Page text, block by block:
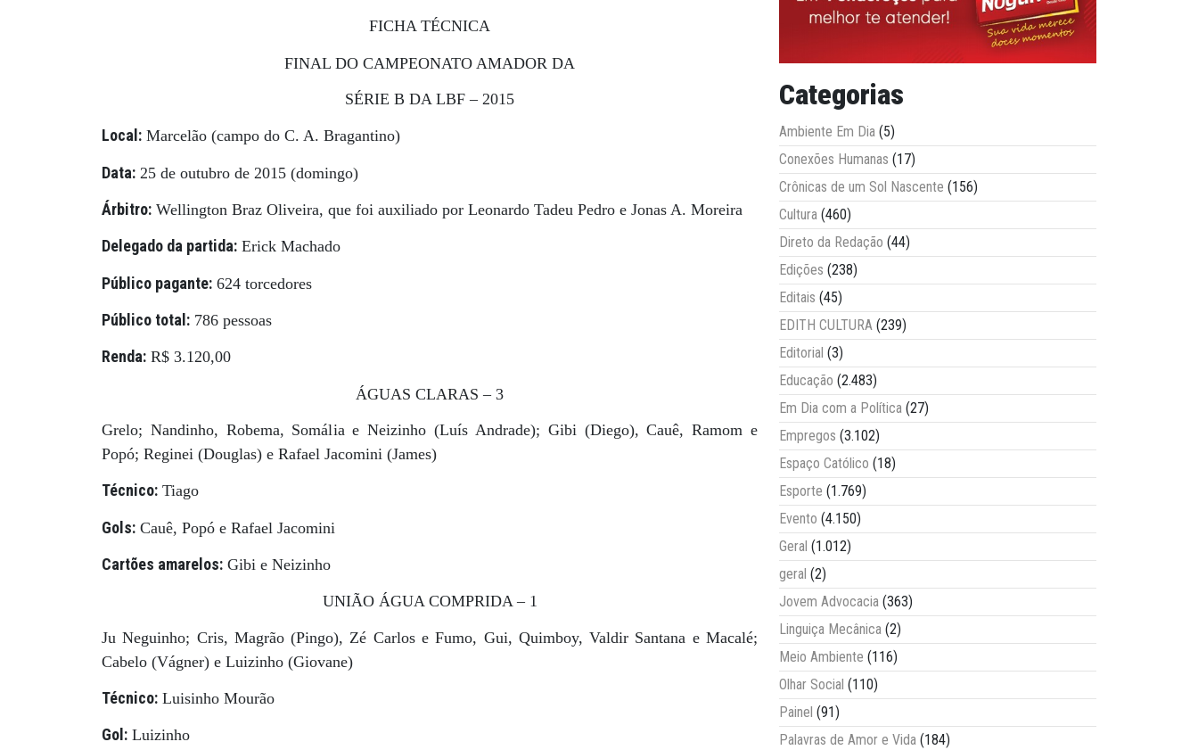
FICHA TÉCNICA
FINAL DO CAMPEONATO AMADOR DA
SÉRIE B DA LBF – 2015
Local: Marcelão (campo do C. A. Bragantino)
Data: 25 de outubro de 2015 (domingo)
Árbitro: Wellington Braz Oliveira, que foi auxiliado por Leonardo Tadeu Pedro e Jonas A. Moreira
Delegado da partida: Erick Machado
Público pagante: 624 torcedores
Público total: 786 pessoas
Renda: R$ 3.120,00
ÁGUAS CLARAS – 3
Grelo; Nandinho, Robema, Somália e Neizinho (Luís Andrade); Gibi (Diego), Cauê, Ramom e
Popó; Reginei (Douglas) e Rafael Jacomini (James)
Técnico: Tiago
Gols: Cauê, Popó e Rafael Jacomini
Cartões amarelos: Gibi e Neizinho
UNIÃO ÁGUA COMPRIDA – 1
Ju Neguinho; Cris, Magrão (Pingo), Zé Carlos e Fumo, Gui, Quimboy, Valdir Santana e Macalé;
Cabelo (Vágner) e Luizinho (Giovane)
Técnico: Luisinho Mourão
Gol: Luizinho
Categorias
Ambiente Em Dia (5)
Conexões Humanas (17)
Crônicas de um Sol Nascente (156)
Cultura (460)
Direto da Redação (44)
Edições (238)
Editais (45)
EDITH CULTURA (239)
Editorial (3)
Educação (2.483)
Em Dia com a Política (27)
Empregos (3.102)
Espaço Católico (18)
Esporte (1.769)
Evento (4.150)
Geral (1.012)
geral (2)
Jovem Advocacia (363)
Linguiça Mecânica (2)
Meio Ambiente (116)
Olhar Social (110)
Painel (91)
Palavras de Amor e Vida (184)